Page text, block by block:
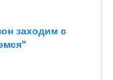
заходим с